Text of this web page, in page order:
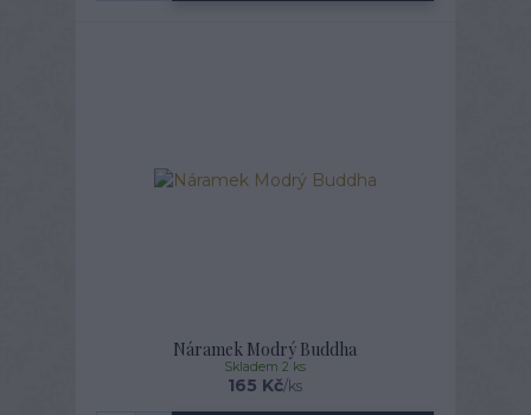
Náramek Modrý Buddha
165 Kč/ks
Skladem 2 ks